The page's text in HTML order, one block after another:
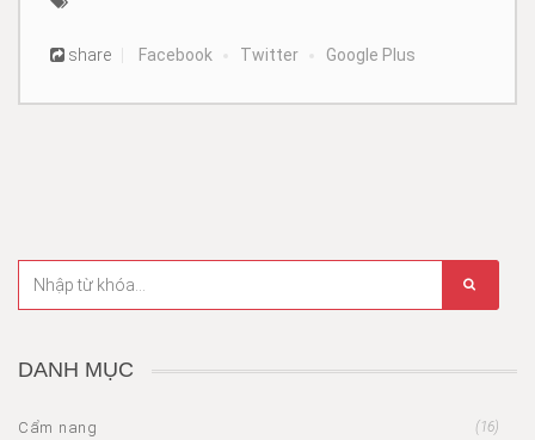
share Facebook Twitter Google Plus
DANH MỤC
Cẩm nang (16)